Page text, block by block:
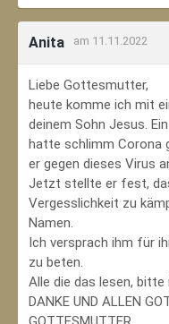
Anita am 11.11.2022
Liebe Gottesmutter,
heute komme ich mit
deinem Sohn Jesus.
hatte schlimm Corona
er gegen dieses Virus
Jetzt stellte er fest,
Vergesslichkeit zu
Namen.
Ich versprach ihm für
zu beten.
Alle die das lesen,
DANKE UND ALLEN